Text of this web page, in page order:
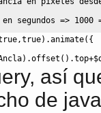
segundos => 1000
,true) .animate( {
) .offset ( ) .top+
así
de